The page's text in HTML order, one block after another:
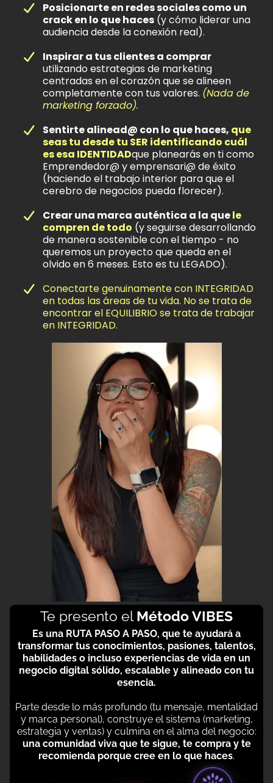
Posicionarte en redes sociales como un
crack en lo que haces (y cómo liderar una
audiencia desde la conexión real).
Inspirar a tus clientes a comprar
utilizando estrategias de marketing
centradas en el corazón que se alineen
completamente con tus valores. (Nada de
marketing forzado).
Sentirte alinead@ con lo que haces, que
seas tu desde tu SER identificando cuál
es esa IDENTIDADque planearás en ti como
Emprendedor@ y emprensari@ de éxito
(haciendo el trabajo interior para que el
cerebro de negocios pueda florecer).
Crear una marca auténtica a la quele
compren de todo (y seguirse desarrollando
de manera sostenible con el tiempo - no
queremos un proyecto que queda en el
olvido en 6 meses. Esto es tu LEGADO).
Conectarte genuinamente con INTEGRIDAD
en todas las áreas de tu vida. No se trata de
encontrar el EQUILIBRIO se trata de trabajar
en INTEGRIDAD.
Te presento el Método VIBES
Es una RUTA PASO A PASO, que te ayudará a
transformar tus conocimientos, pasiones, talentos,
habilidades o incluso experiencias de vida en un
negocio digital sólido, escalable y alineado con tu
esencia.
Parte desde lo más profundo (tu mensaje, mentalidad
y marca personal), construye el sistema (marketing,
estrategia y ventas) y culmina en el alma del negocio:
una comunidad viva que te sigue, te compra y te
recomienda porque cree en lo que haces.